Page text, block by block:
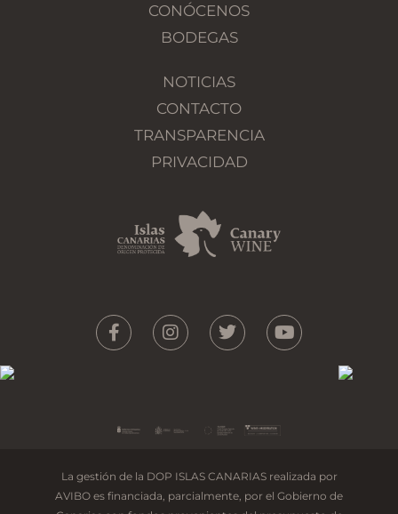
CONÓCENOS
BODEGAS
NOTICIAS
CONTACTO
TRANSPARENCIA
PRIVACIDAD
La gestión de la DOP ISLAS CANARIAS realizada por
AVIBO es financiada, parcialmente, por el Gobierno de